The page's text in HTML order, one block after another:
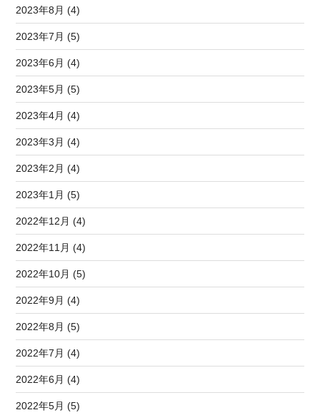
2023年8月 (4)
2023年7月 (5)
2023年6月 (4)
2023年5月 (5)
2023年4月 (4)
2023年3月 (4)
2023年2月 (4)
2023年1月 (5)
2022年12月 (4)
2022年11月 (4)
2022年10月 (5)
2022年9月 (4)
2022年8月 (5)
2022年7月 (4)
2022年6月 (4)
2022年5月 (5)